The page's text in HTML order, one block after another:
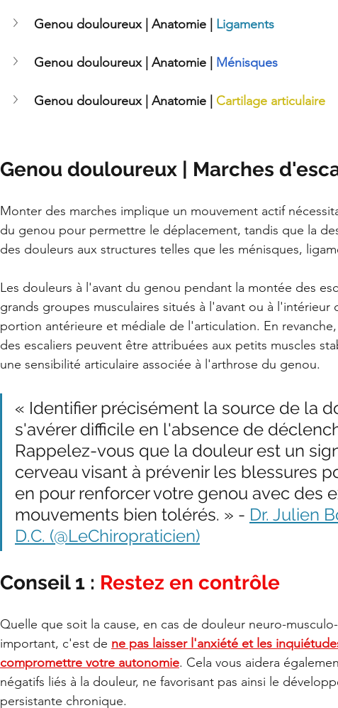
Genou douloureux | Anatomie | Ligaments
Genou douloureux | Anatomie | Ménisques
Genou douloureux | Anatomie | Cartilage articulaire
Genou douloureux | Marches
Monter des marches implique un mouvement actif
du genou pour permettre le déplacement, tandis que la
des douleurs aux structures telles que les ménisques,
Les douleurs à l'avant du genou pendant la montée des
grands groupes musculaires situés à l'avant ou à l'intérieur
portion antérieure et médiale de l'articulation. En
des escaliers peuvent être attribuées aux petits muscles
une sensibilité articulaire associée à l'arthrose du genou.
« Identifier précisément la source de la
s'avérer difficile en l'absence de
Rappelez-vous que la douleur est un
cerveau visant à prévenir les blessures
en pour renforcer votre genou avec des
mouvements bien tolérés. » - Dr. Julien
D.C. (@LeChiropraticien)
Conseil 1 : Restez en contrôle
Quelle que soit la cause, en cas de douleur neuro-
important, c'est de ne pas laisser l'anxiété et les
compromettre votre autonomie. Cela vous aidera
négatifs liés à la douleur, ne favorisant pas ainsi le
persistante chronique.